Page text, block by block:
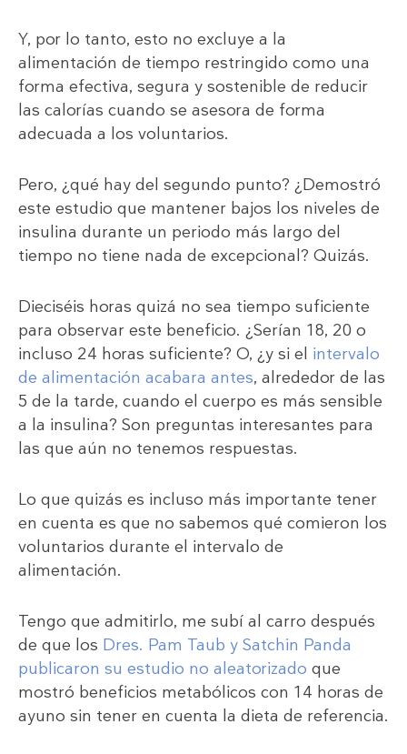
Y, por lo tanto, esto no excluye a la
alimentación de tiempo restringido como una
forma efectiva, segura y sostenible de reducir
las calorías cuando se asesora de forma
adecuada a los voluntarios.
Pero, ¿qué hay del segundo punto? ¿Demostró
este estudio que mantener bajos los niveles de
insulina durante un periodo más largo del
tiempo no tiene nada de excepcional? Quizás.
Dieciséis horas quizá no sea tiempo suficiente
para observar este beneficio. ¿Serían 18, 20 o
incluso 24 horas suficiente? O, ¿y si el intervalo
de alimentación acabara antes, alrededor de las
5 de la tarde, cuando el cuerpo es más sensible
a la insulina? Son preguntas interesantes para
las que aún no tenemos respuestas.
Lo que quizás es incluso más importante tener
en cuenta es que no sabemos qué comieron los
voluntarios durante el intervalo de
alimentación.
Tengo que admitirlo, me subí al carro después
de que los Dres. Pam Taub y Satchin Panda
publicaron su estudio no aleatorizado que
mostró beneficios metabólicos con 14 horas de
ayuno sin tener en cuenta la dieta de referencia.